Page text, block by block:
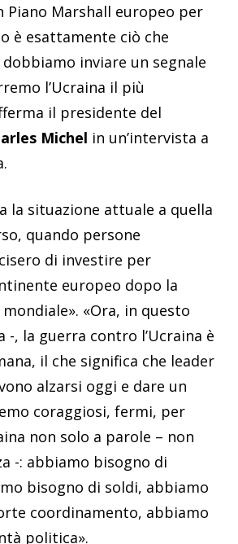
Piano Marshall europeo per
è esattamente ciò che
inviare un segnale
l’Ucraina il più
il presidente del
Michel in un’intervista a
la situazione attuale a quella
quando persone
di investire per
europeo dopo la
«Ora, in questo
-, la guerra contro l’Ucraina è
il che significa che leader
alzarsi oggi e dare un
coraggiosi, fermi, per
non solo a parole – non
-: abbiamo bisogno di
bisogno di soldi, abbiamo
coordinamento, abbiamo
politica».